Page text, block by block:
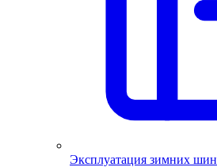
Эксплуатация зимних шин